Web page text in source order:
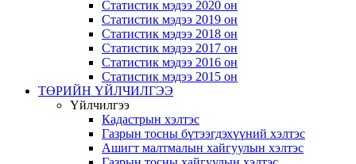
Статистик мэдээ 2020 он
Статистик мэдээ 2019 он
Статистик мэдээ 2018 он
Статистик мэдээ 2017 он
Статистик мэдээ 2016 он
Статистик мэдээ 2015 он
ТӨРИЙН ҮЙЛЧИЛГЭЭ
Үйлчилгээ
Кадастрын хэлтэс
Газрын тосны бүтээгдэхүүний хэлтэс
Ашигт малтмалын хайгуулын хэлтэс